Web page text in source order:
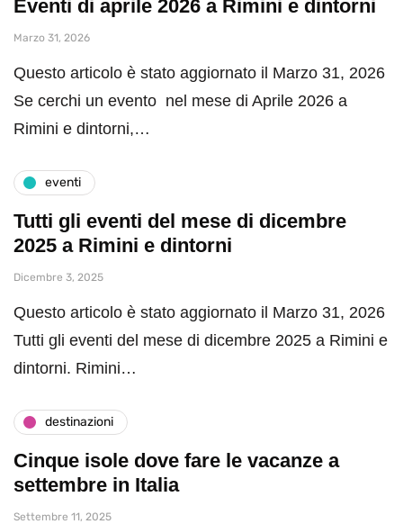
Eventi di aprile 2026 a Rimini e dintorni
Marzo 31, 2026
Questo articolo è stato aggiornato il Marzo 31, 2026
Se cerchi un evento nel mese di Aprile 2026 a
Rimini e dintorni,…
eventi
Tutti gli eventi del mese di dicembre
2025 a Rimini e dintorni
Dicembre 3, 2025
Questo articolo è stato aggiornato il Marzo 31, 2026
Tutti gli eventi del mese di dicembre 2025 a Rimini e
dintorni. Rimini…
destinazioni
Cinque isole dove fare le vacanze a
settembre in Italia
Settembre 11, 2025